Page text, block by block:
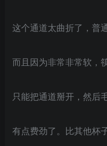
这个通道太曲折了，普
而且因为非常非常软，
只能把通道掰开，然后
有点费劲了。比其他杯